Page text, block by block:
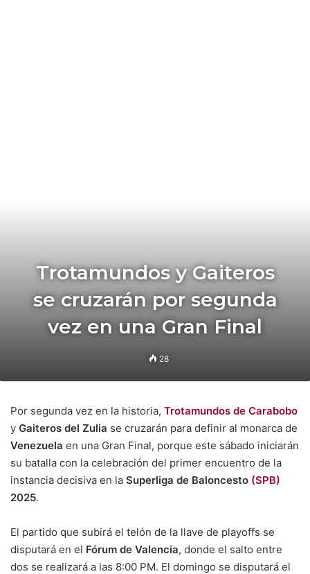
Trotamundos y Gaiteros
se cruzarán por segunda
vez en una Gran Final
28
Por segunda vez en la historia, Trotamundos de Carabobo
y Gaiteros del Zulia se cruzarán para definir al monarca de
Venezuela en una Gran Final, porque este sábado iniciarán
su batalla con la celebración del primer encuentro de la
instancia decisiva en la Superliga de Baloncesto (SPB)
2025.
El partido que subirá el telón de la llave de playoffs se
disputará en el Fórum de Valencia, donde el salto entre
dos se realizará a las 8:00 PM. El domingo se disputará el